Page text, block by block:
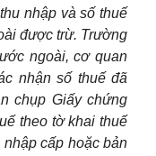
nhập và số thuế
được trừ. Trường
ngoài, cơ quan
nhận số thuế đã
chụp Giấy chứng
theo tờ khai thuế
cấp hoặc bản